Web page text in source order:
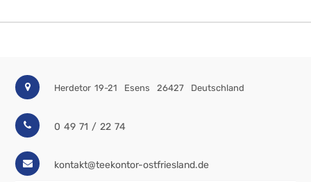
Herdetor 19-21 Esens 26427 Deutschland
0 49 71 / 22 74
kontakt@teekontor-ostfriesland.de